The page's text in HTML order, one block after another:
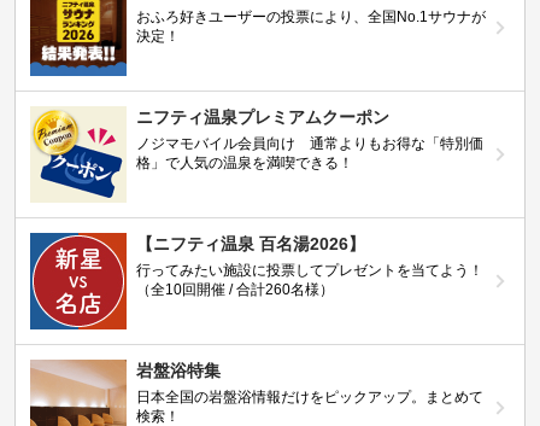
おふろ好きユーザーの投票により、全国No.1サウナが
決定！
ニフティ温泉プレミアムクーポン
ノジマモバイル会員向け 通常よりもお得な「特別価
格」で人気の温泉を満喫できる！
【ニフティ温泉 百名湯2026】
行ってみたい施設に投票してプレゼントを当てよう！
（全10回開催 / 合計260名様）
岩盤浴特集
日本全国の岩盤浴情報だけをピックアップ。まとめて
検索！